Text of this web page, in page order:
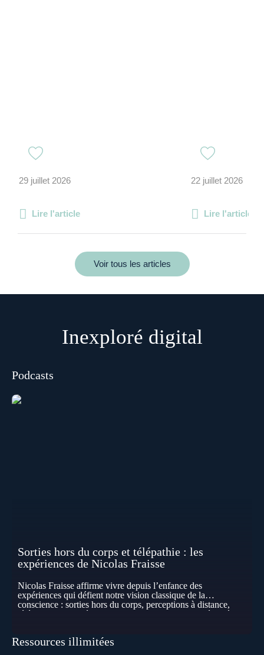
29 juillet 2026
Lire l'article
22 juillet 2026
Lire l'article
Voir tous les articles
Inexploré digital
Podcasts
Sorties hors du corps et télépathie : les
expériences de Nicolas Fraisse
Nicolas Fraisse affirme vivre depuis l’enfance des
expériences qui défient notre vision classique de la
conscience : sorties hors du corps, perceptions à distance,
télépathie spontanée… Comment accueillir ces phénomènes
les pensées d’autrui ? Que deviennent l’espace, le temps… et
Ressources illimitées